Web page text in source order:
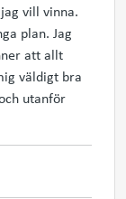
vill vinna.
plan. Jag
att allt
väldigt bra
utanför